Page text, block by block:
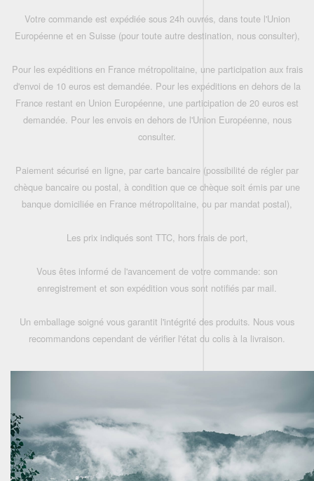
Votre commande est expédiée sous 24h ouvrés, dans toute l'Union
Européenne et en Suisse (pour toute autre destination, nous consulter),
Pour les expéditions en France métropolitaine, une participation aux frais
d'envoi de 10 euros est demandée. Pour les expéditions en dehors de la
France restant en Union Européenne, une participation de 20 euros est
demandée. Pour les envois en dehors de l'Union Européenne, nous
consulter.
Paiement sécurisé en ligne, par carte bancaire (possibilité de régler par
chèque bancaire ou postal, à condition que ce chèque soit émis par une
banque domiciliée en France métropolitaine, ou par mandat postal),
Les prix indiqués sont TTC, hors frais de port,
Vous êtes informé de l'avancement de votre commande: son
enregistrement et son expédition vous sont notifiés par mail.
Un emballage soigné vous garantit l'intégrité des produits. Nous vous
recommandons cependant de vérifier l'état du colis à la livraison.